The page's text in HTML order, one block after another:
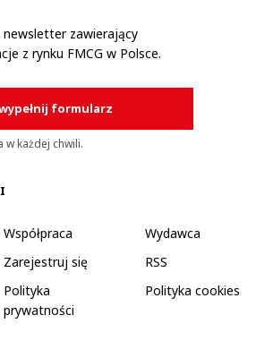
zawierający
z rynku FMCG w Polsce.
formularz
w każdej chwili.
Współpraca
Wydawca
Zarejestruj się
RSS
Polityka
prywatności
Polityka cookies